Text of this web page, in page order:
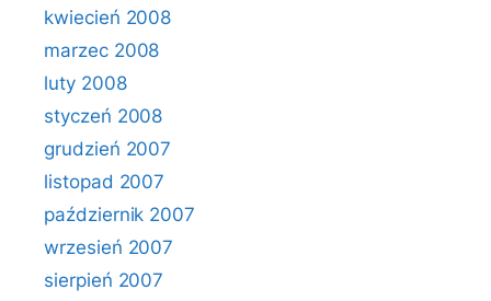
kwiecień 2008
marzec 2008
luty 2008
styczeń 2008
grudzień 2007
listopad 2007
październik 2007
wrzesień 2007
sierpień 2007